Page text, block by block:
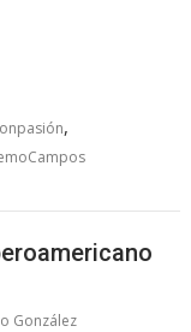
,
González